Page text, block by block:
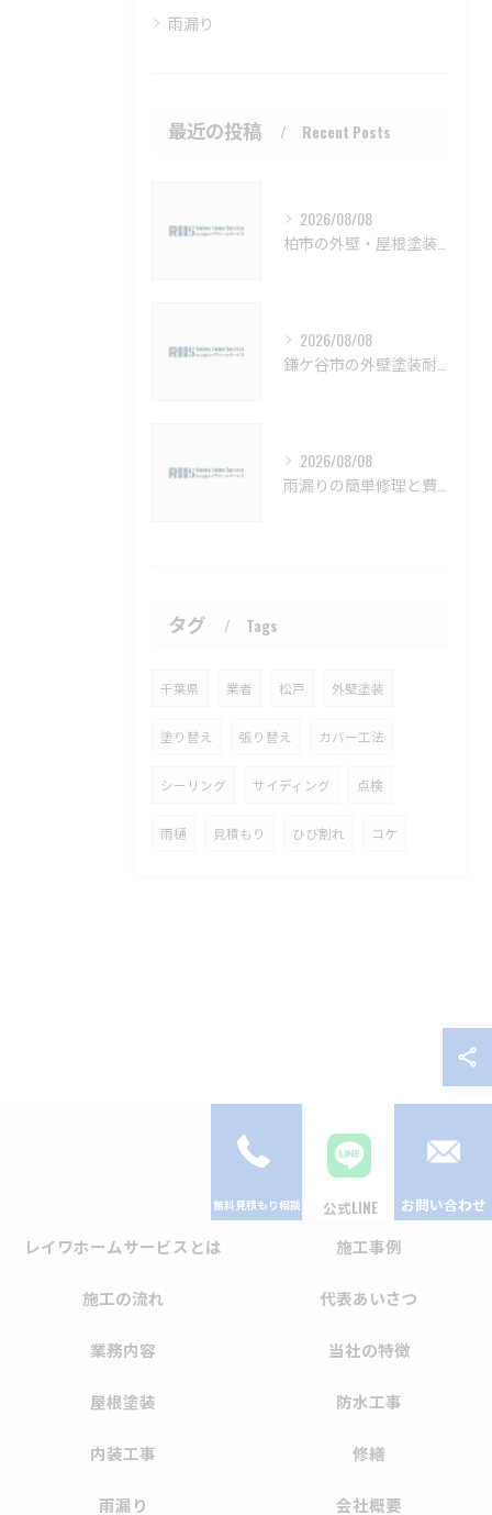
雨漏り
最近の投稿 Recent Posts
2026/08/08
2026/08/08
2026/08/08
タグ Tags
千葉県 業者 松戸 外壁塗装
塗り替え 張り替え カバー工法
シーリング サイディング 点検
雨樋 見積もり ひび割れ コケ
公式LINE お問い合わせ
レイワホームサービスとは 施工事例
施工の流れ 代表あいさつ
業務内容 当社の特徴
屋根塗装 防水工事
内装工事 修繕
雨漏り 会社概要